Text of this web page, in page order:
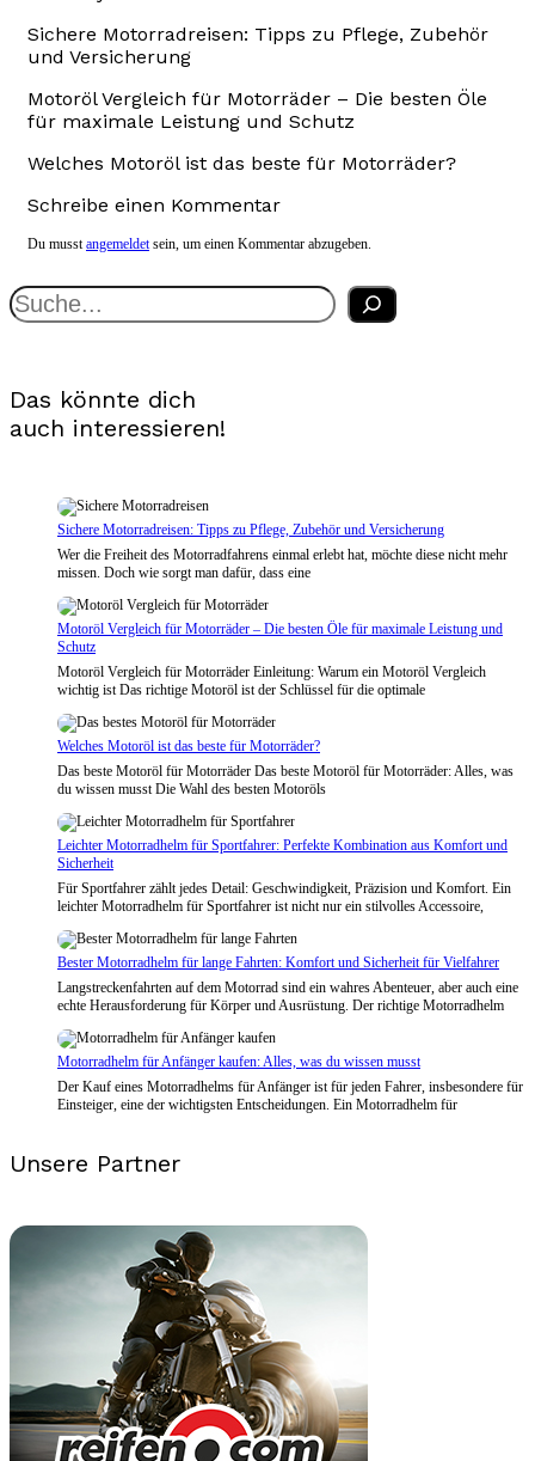
Sichere Motorradreisen: Tipps zu Pflege, Zubehör
und Versicherung
Motoröl Vergleich für Motorräder – Die besten Öle
für maximale Leistung und Schutz
Welches Motoröl ist das beste für Motorräder?
Schreibe einen Kommentar
Du musstangemeldetsein, um einen Kommentar abzugeben.
Suchen
Das könnte dich
auch interessieren!
Sichere Motorradreisen: Tipps zu Pflege, Zubehör und Versicherung
Wer die Freiheit des Motorradfahrens einmal erlebt hat, möchte diese nicht mehr
missen. Doch wie sorgt man dafür, dass eine
Motoröl Vergleich für Motorräder – Die besten Öle für maximale Leistung und
Schutz
Motoröl Vergleich für Motorräder Einleitung: Warum ein Motoröl Vergleich
wichtig ist Das richtige Motoröl ist der Schlüssel für die optimale
Welches Motoröl ist das beste für Motorräder?
Das beste Motoröl für Motorräder Das beste Motoröl für Motorräder: Alles, was
du wissen musst Die Wahl des besten Motoröls
Leichter Motorradhelm für Sportfahrer: Perfekte Kombination aus Komfort und
Sicherheit
Für Sportfahrer zählt jedes Detail: Geschwindigkeit, Präzision und Komfort. Ein
leichter Motorradhelm für Sportfahrer ist nicht nur ein stilvolles Accessoire,
Bester Motorradhelm für lange Fahrten: Komfort und Sicherheit für Vielfahrer
Langstreckenfahrten auf dem Motorrad sind ein wahres Abenteuer, aber auch eine
echte Herausforderung für Körper und Ausrüstung. Der richtige Motorradhelm
Motorradhelm für Anfänger kaufen: Alles, was du wissen musst
Der Kauf eines Motorradhelms für Anfänger ist für jeden Fahrer, insbesondere für
Einsteiger, eine der wichtigsten Entscheidungen. Ein Motorradhelm für
Unsere Partner